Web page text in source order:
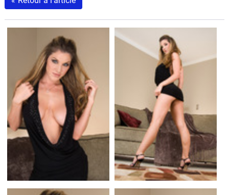
Guide
d'achat
Electriques
Utilitaires
Flottes
Auto
Services
Forum
Moto